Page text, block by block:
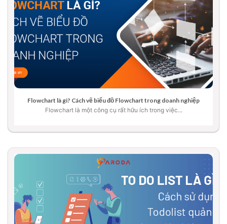
Flowchart là gì? Cách vẽ biểu đồ Flowchart trong doanh nghiệp
Flowchart là một công cụ rất hữu ích trong việc...